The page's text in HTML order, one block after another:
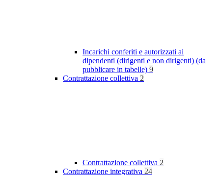
Incarichi conferiti e autorizzati ai
dipendenti (dirigenti e non dirigenti) (da
pubblicare in tabelle) 9
Contrattazione collettiva 2
Contrattazione collettiva 2
Contrattazione integrativa 24